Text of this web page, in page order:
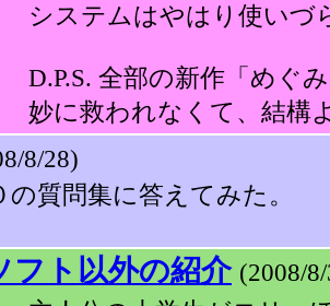
システムはやはり使いづ
D.P.S. 全部の新作「めぐ
妙に救われなくて、結構
8/28)
質問集に答えてみた。
ト以外の紹介 (2008/